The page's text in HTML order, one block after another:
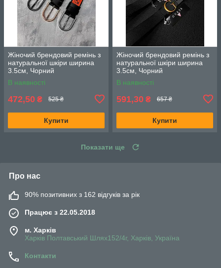
Жіночий брендовий ремінь з
натуральної шкіри ширина
3.5см, Чорний
В наявності
472,50 ₴ 525 ₴
Купити
Жіночий брендовий ремінь з
натуральної шкіри ширина
3.5см, Чорний
В наявності
591,30 ₴ 657 ₴
Купити
Показати ще
Про нас
90% позитивних з 162 відгуків за рік
Працює з 22.05.2018
м. Харків
Харків Полтавський Шлях152/4г, Харків, Україна
Контакти